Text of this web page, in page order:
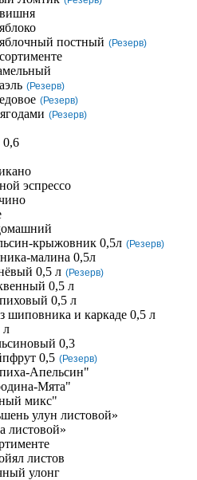
постный (Резерв)
(Резерв)
(Резерв)
(Резерв)
эспрессо
крыжовник 0,5л (Резерв)
малина 0,5л
0,5 л (Резерв)
0,5 л
0,5 л
шиповника и каркаде 0,5 л
л
0,3
0,5 (Резерв)
Апельсин"
Мята"
микс"
улун листовой»
листовой»
листов
улонг